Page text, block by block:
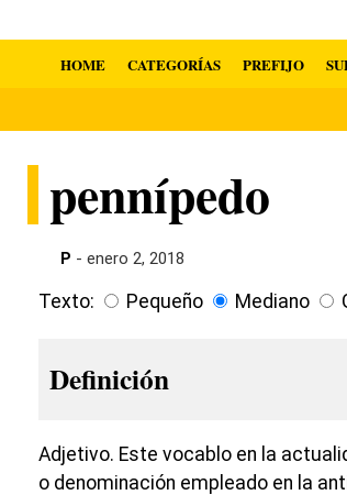
HOME CATEGORÍAS PREFIJO
pennípedo
P - enero 2, 2018
Texto: Pequeño Mediano
Definición
Adjetivo. Este vocablo en la
o denominación empleado en la